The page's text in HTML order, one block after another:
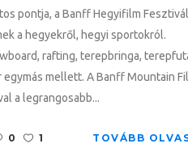
pontja, a Banff Hegyifilm
a hegyekről, hegyi sportokról.
rafting, terepbringa,
egymás mellett. A Banff Mountain
a legrangosabb...
0 1 TOVÁBB